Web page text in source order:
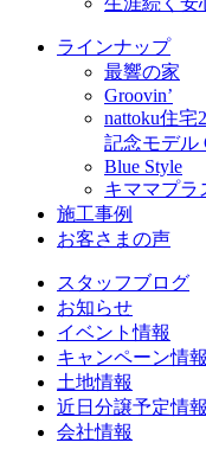
ラインナップ
最響の家
Groovin’
nattoku住宅
記念モデル
Blue Style
キママプラ
施工事例
お客さまの声
スタッフブログ
お知らせ
イベント情報
キャンペーン情報
土地情報
近日分譲予定情報
会社情報